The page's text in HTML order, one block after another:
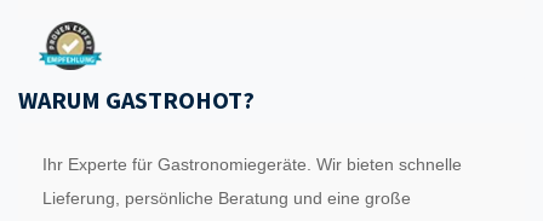
WARUM GASTROHOT?
Ihr Experte für Gastronomiegeräte. Wir bieten schnelle
Lieferung, persönliche Beratung und eine große